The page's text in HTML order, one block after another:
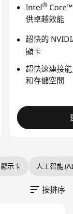
Intel®
供卓越效能
超快的
顯卡
超快速連接
和存儲空間
顯示卡 人工智能
按排序